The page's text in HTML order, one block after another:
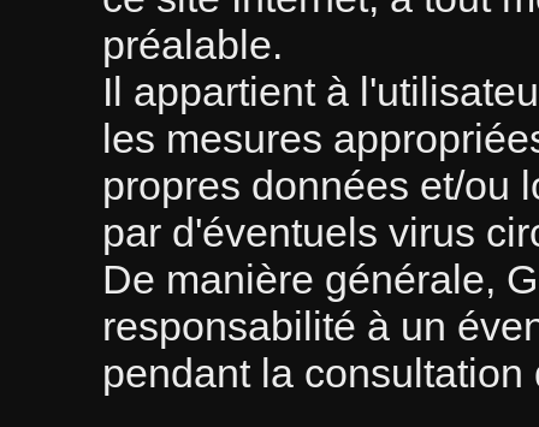
préalable.
Il appartient à
les mesures
propres données et/ou
par d'éventuels virus
De manière générale,
responsabilité à un
pendant la consultation